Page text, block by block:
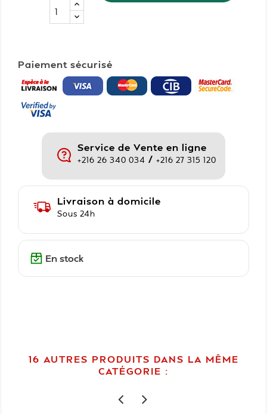
Paiement sécurisé
Service de Vente en ligne
+216 26 340 034 / +216 27 315 120
Livraison à domicile
Sous 24h
En stock
16 AUTRES PRODUITS DANS LA MÊME
CATÉGORIE :